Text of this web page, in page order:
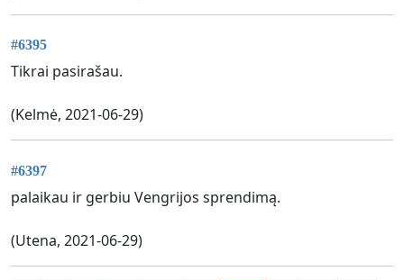
#6395
Tikrai pasirašau.
(Kelmė, 2021-06-29)
#6397
palaikau ir gerbiu Vengrijos sprendimą.
(Utena, 2021-06-29)